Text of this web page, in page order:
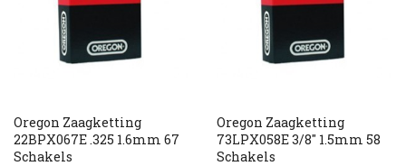
Oregon Zaagketting
22BPX067E .325 1.6mm 67
Schakels
Oregon Zaagketting
73LPX058E 3/8" 1.5mm 58
Schakels